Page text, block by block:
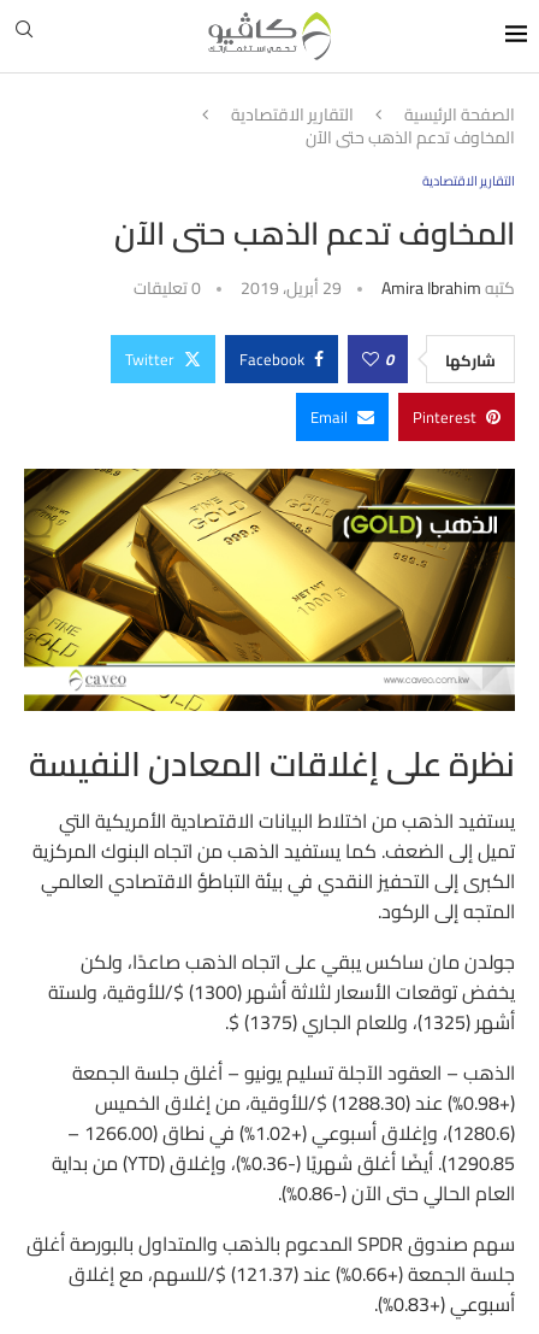
الصفحة الرئيسية التقارير الاقتصادية
المخاوف تدعم الذهب حتى الآن
التقارير الاقتصادية
المخاوف تدعم الذهب حتى الآن
كتبهAmira Ibrahim 29 أبريل، 2019 0 تعليقات
شاركها 0
Facebook
Twitter
Pinterest
Email
نظرة على إغلاقات المعادن النفيسة
يستفيد الذهب من اختلاط البيانات الاقتصادية الأمريكية التي
تميل إلى الضعف. كما يستفيد الذهب من اتجاه البنوك المركزية
الكبرى إلى التحفيز النقدي في بيئة التباطؤ الاقتصادي العالمي
المتجه إلى الركود.
جولدن مان ساكس يبقي على اتجاه الذهب صاعدًا، ولكن
يخفض توقعات الأسعار لثلاثة أشهر (1300) $/للأوقية، ولستة
أشهر (1325)، وللعام الجاري (1375) $.
الذهب – العقود الآجلة تسليم يونيو – أغلق جلسة الجمعة
(+0.98%) عند (1288.30) $/للأوقية، من إغلاق الخميس
(1280.6)، وإغلاق أسبوعي (+1.02%) في نطاق (1266.00 –
1290.85). أيضًا أغلق شهريًا (-0.36%)، وإغلاق (YTD) من بداية
العام الحالي حتى الآن (-0.86%).
سهم صندوق SPDR المدعوم بالذهب والمتداول بالبورصة أغلق
جلسة الجمعة (+0.66%) عند (121.37) $/للسهم، مع إغلاق
أسبوعي (+0.83%).